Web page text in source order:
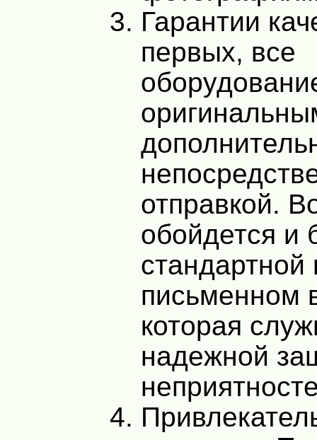
Гарантии
первых, все
отправкой.
обойдется и
стандартной
письменном
которая
надежной